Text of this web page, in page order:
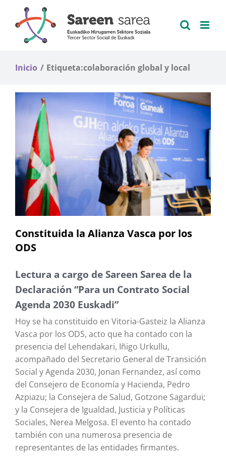
contenido
Inicio Etiqueta:colaboración global y local
Constituida la Alianza Vasca por los
ODS
Lectura a cargo de Sareen Sarea de la
Declaración “Para un Contrato Social
Agenda 2030 Euskadi”
Hoy se ha constituido en Vitoria-Gasteiz la Alianza
Vasca por los ODS, acto que ha contado con la
presencia del Lehendakari, Iñigo Urkullu,
acompañado del Secretario General de Transición
Social y Agenda 2030, Jonan Fernandez, así como
del Consejero de Economía y Hacienda, Pedro
Azpiazu; la Consejera de Salud, Gotzone Sagardui;
y la Consejera de Igualdad, Justicia y Políticas
Sociales, Nerea Melgosa. El evento ha contado
también con una numerosa presencia de
representantes de las entidades firmantes.